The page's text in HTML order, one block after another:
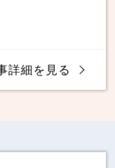
詳細を見る